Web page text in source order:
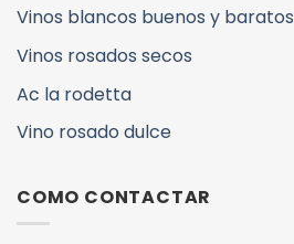
Vinos blancos buenos y baratos
Vinos rosados secos
Ac la rodetta
Vino rosado dulce
COMO CONTACTAR